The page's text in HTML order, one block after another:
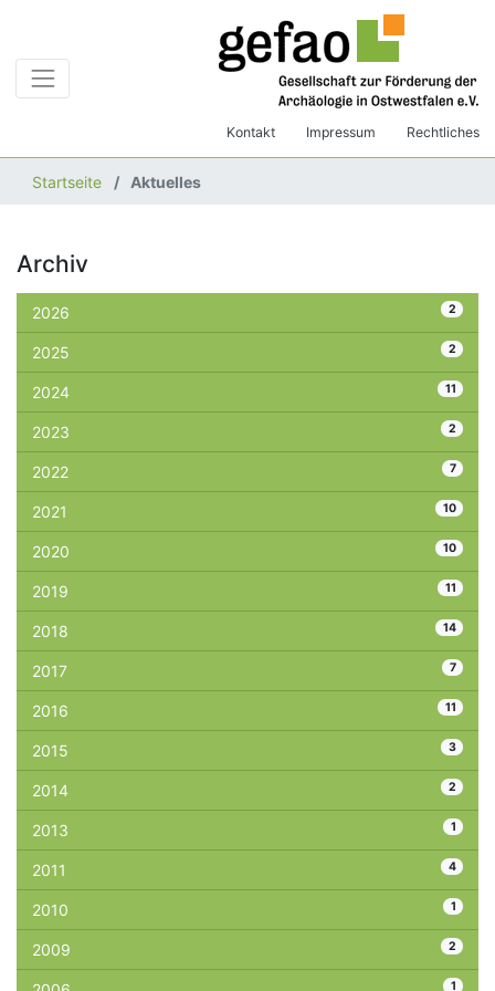
Kontakt Impressum Rechtliches
Startseite Aktuelles
Archiv
2026 2
2025 2
2024 11
2023 2
2022 7
2021 10
2020 10
2019 11
2018 14
2017 7
2016 11
2015 3
2014 2
2013 1
2011 4
2010 1
2009 2
1